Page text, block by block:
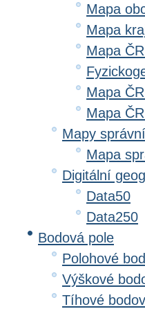
Mapa
Mapa
Mapa
Mapa
Mapa
Mapy
Mapa
Digitální
Data50
Data250
Bodová pole
Polohové
Výškové
Tíhové